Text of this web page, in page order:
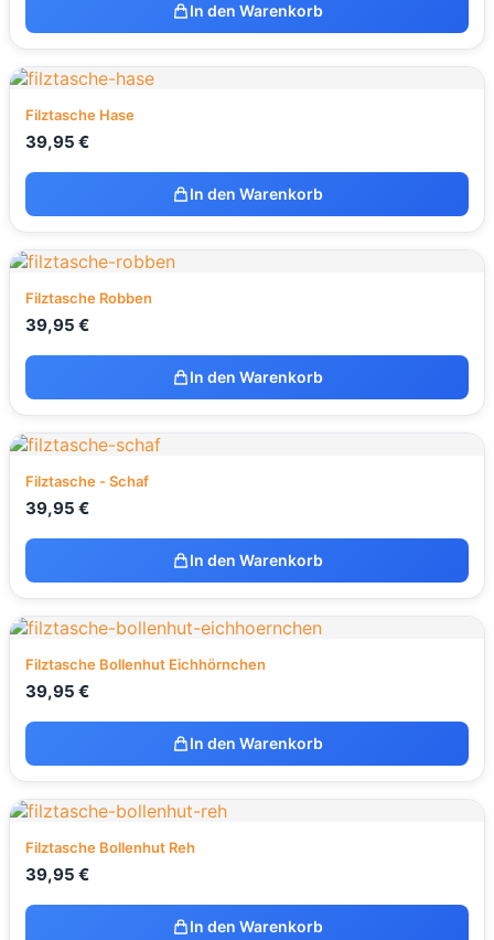
In den Warenkorb
Filztasche Hase
39,95 €
In den Warenkorb
Filztasche Robben
39,95 €
In den Warenkorb
Filztasche - Schaf
39,95 €
In den Warenkorb
Filztasche Bollenhut Eichhörnchen
39,95 €
In den Warenkorb
Filztasche Bollenhut Reh
39,95 €
In den Warenkorb